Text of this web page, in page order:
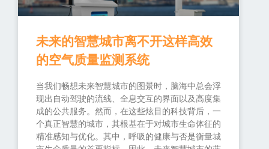
未来的智慧城市离不开这样高效
的空气质量监测系统
当我们畅想未来智慧城市的图景时，脑海中总会浮
现出自动驾驶的流线、全息交互的界面以及高度集
成的公共服务。然而，在这些炫目的科技背后，一
个真正智慧的城市，其根基在于对城市生命体征的
精准感知与优化。其中，呼吸的健康与否是衡量城